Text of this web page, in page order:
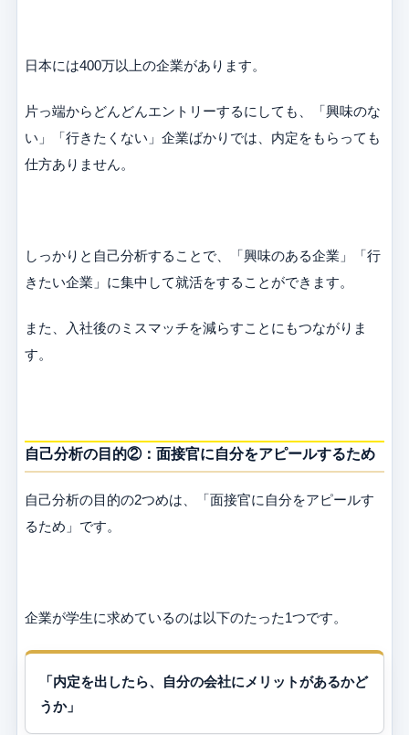
日本には400万以上の企業があります。
片っ端からどんどんエントリーするにしても、「興味のな
い」「行きたくない」企業ばかりでは、内定をもらっても
仕方ありません。
しっかりと自己分析することで、「興味のある企業」「行
きたい企業」に集中して就活をすることができます。
また、入社後のミスマッチを減らすことにもつながりま
す。
自己分析の目的②：面接官に自分をアピールするため
自己分析の目的の2つめは、「面接官に自分をアピールす
るため」です。
企業が学生に求めているのは以下のたった1つです。
「内定を出したら、自分の会社にメリットがあるかど
うか」